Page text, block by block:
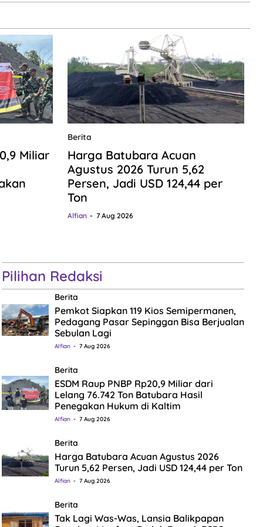
Miliar
Berita
Harga Batubara Acuan
Agustus 2026 Turun 5,62
Persen, Jadi USD 124,44 per
Ton
Alfian 7 Aug 2026
Pilihan Redaksi
Berita
Pemkot Siapkan 119 Kios Semipermanen,
Pedagang Pasar Sepinggan Bisa Berjualan
Sebulan Lagi
Alfian 7 Aug 2026
Berita
ESDM Raup PNBP Rp20,9 Miliar dari
Lelang 76.742 Ton Batubara Hasil
Penegakan Hukum di Kaltim
Alfian 7 Aug 2026
Berita
Harga Batubara Acuan Agustus 2026
Turun 5,62 Persen, Jadi USD 124,44 per Ton
Alfian 7 Aug 2026
Berita
Tak Lagi Was-Was, Lansia Balikpapan